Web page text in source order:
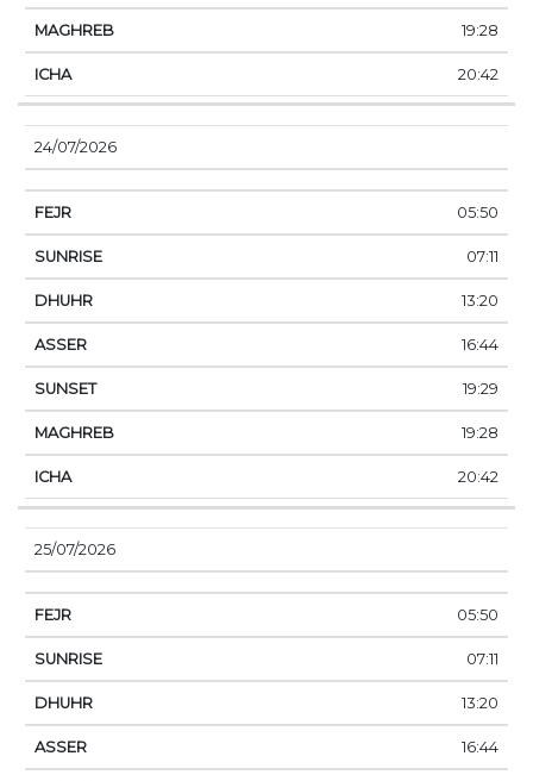
19:28
20:42
24/07/2026
05:50
07:11
13:20
16:44
19:29
19:28
20:42
25/07/2026
05:50
07:11
13:20
16:44